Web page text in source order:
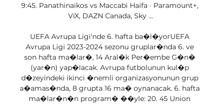
9:45. Panathinaikos vs Maccabi Haifa · Paramount+,
ViX, DAZN Canada, Sky ...
UEFA Avrupa Ligi'nde 6. hafta ba�l�yorUEFA
Avrupa Ligi 2023-2024 sezonu gruplar�nda 6. ve
son hafta ma�lar�, 14 Aral�k Per�embe G�n�
(yar�n) yap�lacak. Avrupa futbolunun kul�p
d�zeyindeki ikinci �nemli organizasyonunun grup
a�amas�nda, 8 grupta 16 ma� oynanacak. 6. hafta
ma�lar�n�n program� ��yle: 20. 45 Union